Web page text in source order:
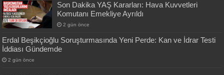
Son Dakika YAŞ Kararları: Hava Kuvvetleri
Komutanı Emekliye Ayrıldı
2 gün önce
Erdal Beşikçioğlu Soruşturmasında Yeni Perde: Kan ve İdrar Testi
İddiası Gündemde
2 gün önce